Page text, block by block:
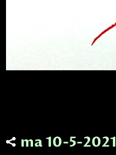
ma 10-5-2021